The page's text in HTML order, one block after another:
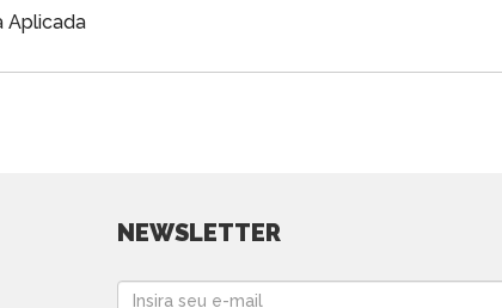
Aplicada
NEWSLETTER